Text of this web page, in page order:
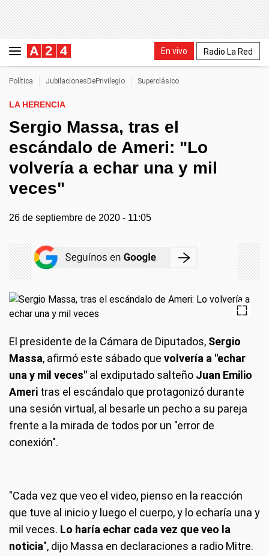
En vivo Radio La Red
Política JubilacionesDePrivilegio Superclásico
LA HERENCIA
Sergio Massa, tras el
escándalo de Ameri: "Lo
volvería a echar una y mil
veces"
26 de septiembre de 2020 - 11:05
El presidente de la Cámara de Diputados, Sergio
Massa, afirmó este sábado que volvería a "echar
una y mil veces" al exdiputado salteño Juan Emilio
Ameri tras el escándalo que protagonizó durante
una sesión virtual, al besarle un pecho a su pareja
frente a la mirada de todos por un "error de
conexión".
"Cada vez que veo el video, pienso en la reacción
que tuve al inicio y luego el cuerpo, y lo echaría una y
mil veces. Lo haría echar cada vez que veo la
noticia", dijo Massa en declaraciones a radio Mitre.